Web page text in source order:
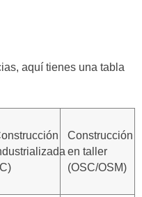
aquí tienes una tabla
Construcción
en taller
(OSC/OSM)